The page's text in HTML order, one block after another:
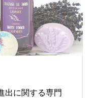
出に関する専門